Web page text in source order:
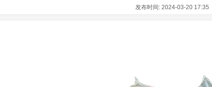
发布时间: 2024-03-20 17:35